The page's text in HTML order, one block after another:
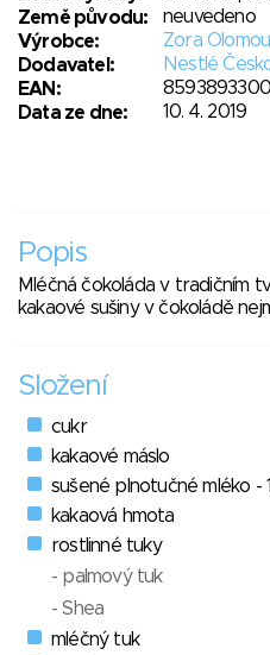
Země původu:
neuvedeno
Výrobce:
Zora
Dodavatel:
Nestlé
EAN:
Data ze dne:
10. 4. 2019
Popis
Mléčná čokoláda v tradičním
kakaové sušiny v čokoládě
Složení
cukr
kakaové máslo
sušené plnotučné mléko -
kakaová hmota
rostlinné tuky
- palmový tuk
- Shea
mléčný tuk